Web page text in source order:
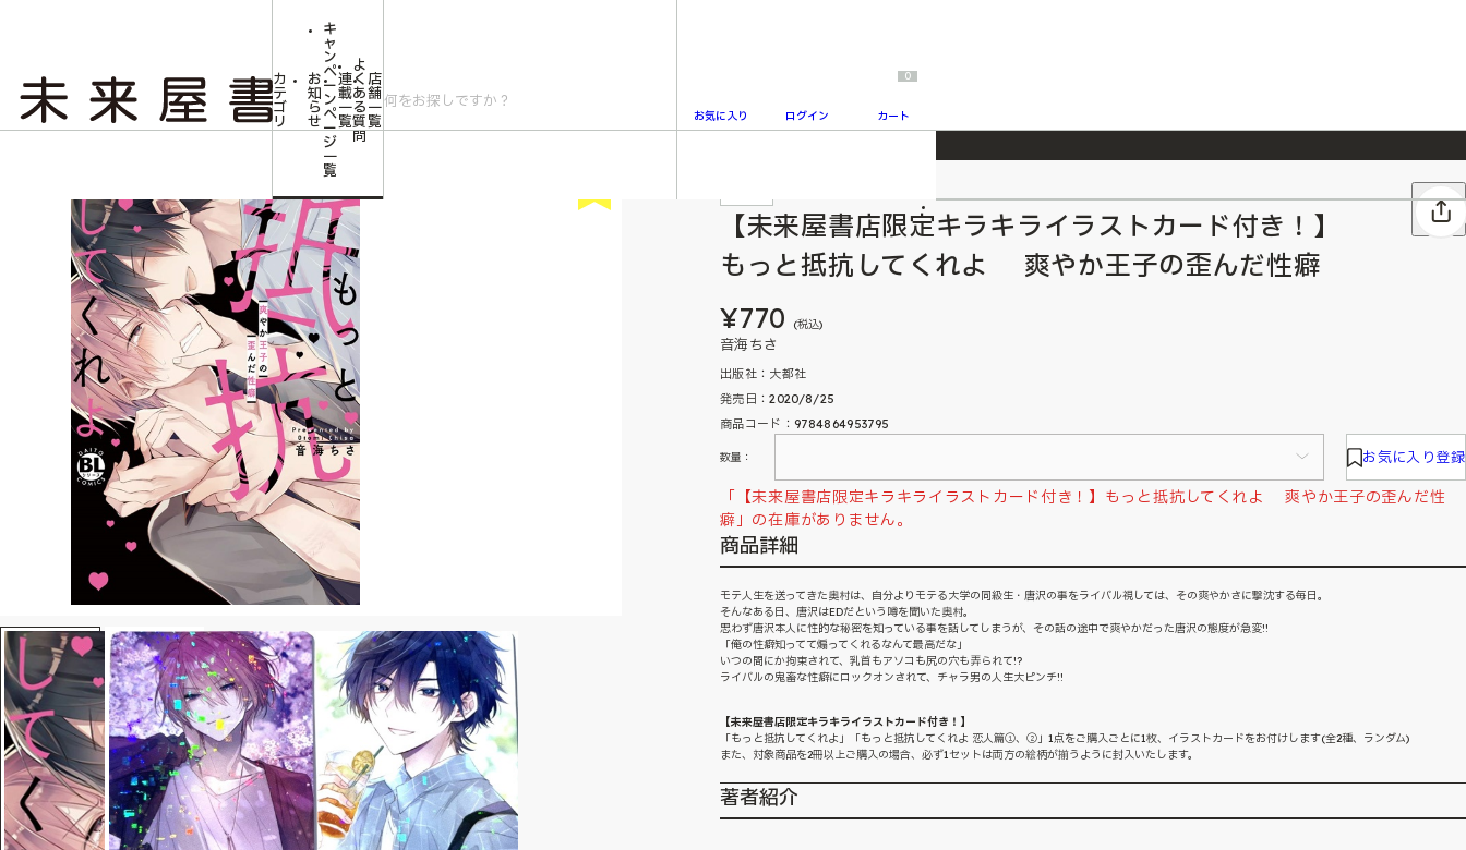
2026/7/23 『ONE PIECE magazine 021 ONE PIECEカード付き同梱版』発売延期のご案内
カ
テ
ゴ
リ
お
知
ら
せ
キ
ャ
ン
ペ
ー
ン
ペ
ー
ジ
一
覧
連
載
一
覧
よ
く
あ
る
質
問
店
舗
一
覧
お気に入り ログイン
0
カート
【未来屋書店限定キラキライラストカード付き！】もっと抵抗してくれよ 爽やか王子の歪んだ性癖
【未来屋書店限定キラキライラストカード付き！】
もっと抵抗してくれよ 爽やか王子の歪んだ性癖
¥770 (税込)
音海ちさ
出版社：大都社
発売日：2020/8/25
商品コード：9784864953795
数量： お気に入り登録
「【未来屋書店限定キラキライラストカード付き！】もっと抵抗してくれよ 爽やか王子の歪んだ性
癖」の在庫がありません。
商品詳細
モテ人生を送ってきた奥村は、自分よりモテる大学の同級生・唐沢の事をライバル視しては、その爽やかさに撃沈する毎日。
そんなある日、唐沢はEDだという噂を聞いた奥村。
思わず唐沢本人に性的な秘密を知っている事を話してしまうが、その話の途中で爽やかだった唐沢の態度が急変!!
「俺の性癖知ってて煽ってくれるなんて最高だな」
いつの間にか拘束されて、乳首もアソコも尻の穴も弄られて!?
ライバルの鬼畜な性癖にロックオンされて、チャラ男の人生大ピンチ!!
【未来屋書店限定キラキライラストカード付き！】
「もっと抵抗してくれよ」「もっと抵抗してくれよ 恋人篇①、②」1点をご購入ごとに1枚、イラストカードをお付けします(全2種、ランダム)
また、対象商品を2冊以上ご購入の場合、必ず1セットは両方の絵柄が揃うように封入いたします。
著者紹介